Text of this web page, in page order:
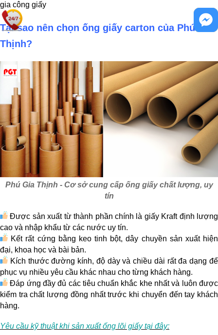
gia công giấy
Tại sao nên chọn ống giấy carton của Phú Gia
Thịnh?
Phú Gia Thịnh - Cơ sở cung cấp ống giấy chất lượng, uy
tín
Được sản xuất từ thành phần chính là giấy Kraft định lượng
cao và nhập khẩu từ các nước uy tín.
Kết rất cứng bằng keo tinh bột, dây chuyền sản xuất hiện
đại, khoa học và bài bản.
Kích thước đường kính, độ dày và chiều dài rất đa dạng để
phục vụ nhiều yêu cầu khác nhau cho từng khách hàng.
Đáp ứng đầy đủ các tiêu chuẩn khắc khe nhất và luôn được
kiểm tra chất lượng đồng nhất trước khi chuyển đến tay khách
hàng.
Yêu cầu kỹ thuật khi sản xuất ống lõi giấy tại đây: